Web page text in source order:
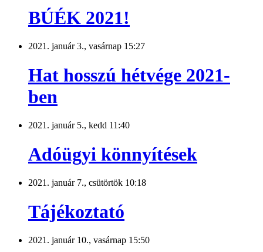
BÚÉK 2021!
2021. január 3., vasárnap 15:27
Hat hosszú hétvége 2021-
ben
2021. január 5., kedd 11:40
Adóügyi könnyítések
2021. január 7., csütörtök 10:18
Tájékoztató
2021. január 10., vasárnap 15:50